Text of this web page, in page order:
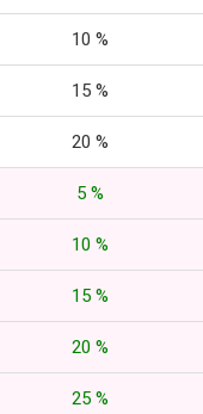
10 %
15 %
20 %
5 %
10 %
15 %
20 %
25 %